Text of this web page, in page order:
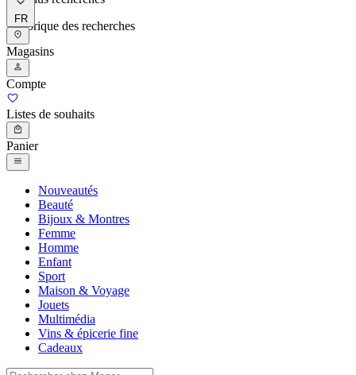
Historique des recherches
FR
Magasins
Compte
Listes de souhaits
Panier
Nouveautés
Beauté
Bijoux & Montres
Femme
Homme
Enfant
Sport
Maison & Voyage
Jouets
Multimédia
Vins & épicerie fine
Cadeaux